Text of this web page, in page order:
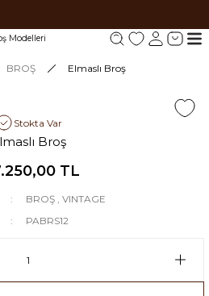
TL ve üzeri ücretsiz kargo. #3
BROŞ Elmaslı Broş
Stokta Var
Broş
TL
BROŞ ,VINTAGE
PABRS12